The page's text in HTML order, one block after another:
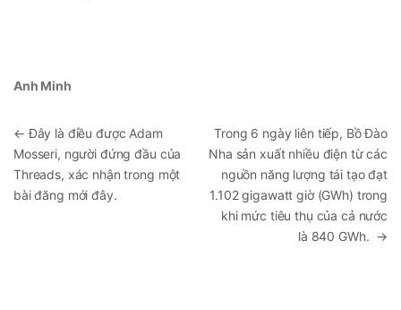
Anh Minh
← Đây là điều được Adam
Mosseri, người đứng đầu của
Threads, xác nhận trong một
bài đăng mới đây.
Trong 6 ngày liên tiếp, Bồ Đào
Nha sản xuất nhiều điện từ các
nguồn năng lượng tái tạo đạt
1.102 gigawatt giờ (GWh) trong
khi mức tiêu thụ của cả nước
là 840 GWh. →